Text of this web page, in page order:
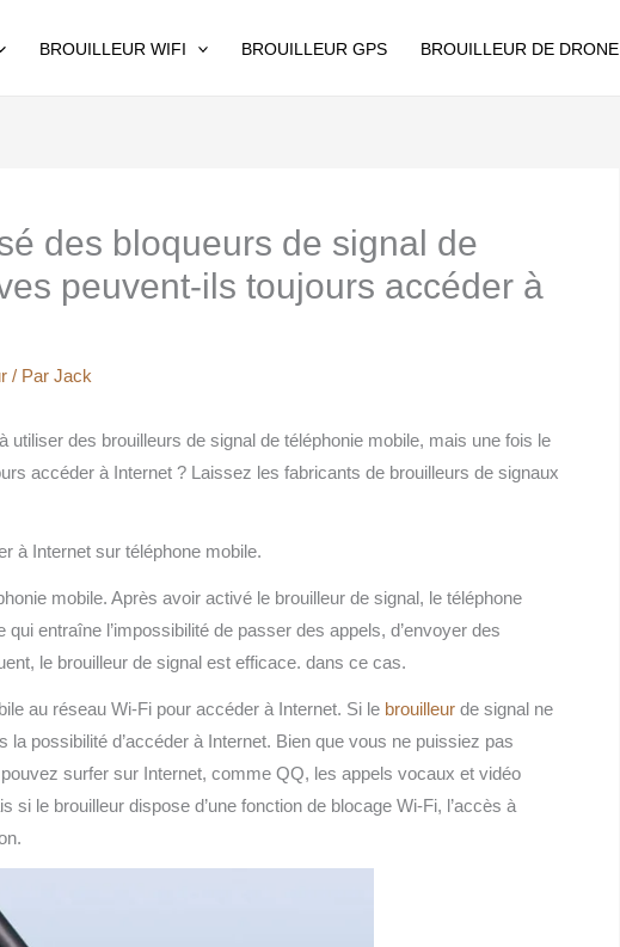
BROUILLEUR WIFI BROUILLEUR GPS BROUILLEUR DE DRONE
des bloqueurs de signal de
peuvent-ils toujours accéder à
/ Par Jack
des brouilleurs de signal de téléphonie mobile, mais une fois le
accéder à Internet ? Laissez les fabricants de brouilleurs de signaux
à Internet sur téléphone mobile.
mobile. Après avoir activé le brouilleur de signal, le téléphone
entraîne l’impossibilité de passer des appels, d’envoyer des
le brouilleur de signal est efficace. dans ce cas.
au réseau Wi-Fi pour accéder à Internet. Si le brouilleur de signal ne
possibilité d’accéder à Internet. Bien que vous ne puissiez pas
surfer sur Internet, comme QQ, les appels vocaux et vidéo
le brouilleur dispose d’une fonction de blocage Wi-Fi, l’accès à